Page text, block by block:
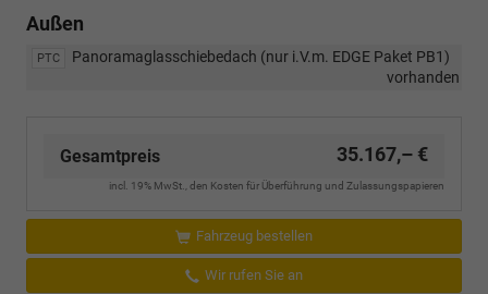
Außen
PTC
Panoramaglasschiebedach (nur i.V.m. EDGE Paket PB1)
vorhanden
Gesamtpreis 35.167,– €
incl. 19% MwSt., den Kosten für Überführung und Zulassungspapieren
Fahrzeug bestellen
Wir rufen Sie an